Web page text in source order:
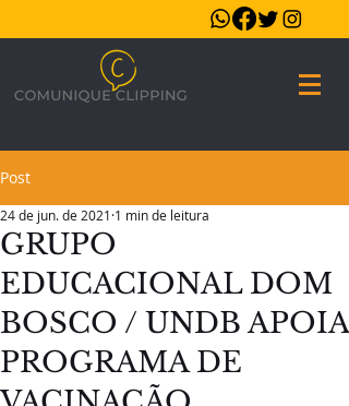
Post
GRUPO
EDUCACIONAL DOM
BOSCO / UNDB APOIA
PROGRAMA DE
24 de jun. de 2021 1 min de leitura